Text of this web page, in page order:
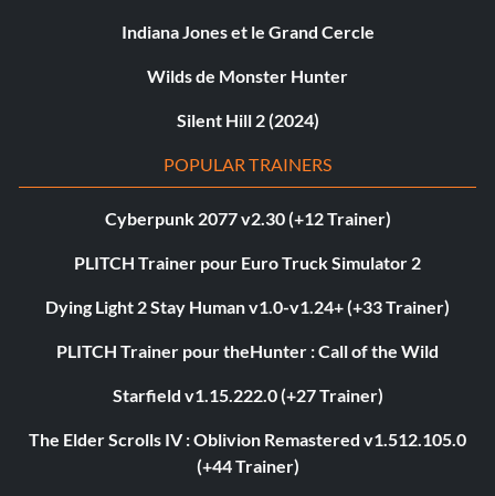
Indiana Jones et le Grand Cercle
Wilds de Monster Hunter
Silent Hill 2 (2024)
POPULAR TRAINERS
Cyberpunk 2077 v2.30 (+12 Trainer)
PLITCH Trainer pour Euro Truck Simulator 2
Dying Light 2 Stay Human v1.0-v1.24+ (+33 Trainer)
PLITCH Trainer pour theHunter : Call of the Wild
Starfield v1.15.222.0 (+27 Trainer)
The Elder Scrolls IV : Oblivion Remastered v1.512.105.0
(+44 Trainer)